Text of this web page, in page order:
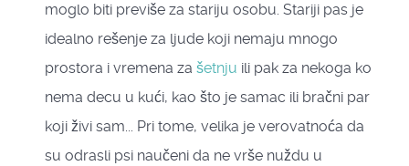
moglo biti previše za stariju osobu. Stariji pas je
idealno rešenje za ljude koji nemaju mnogo
prostora i vremena za šetnju ili pak za nekoga ko
nema decu u kući, kao što je samac ili bračni par
koji živi sam... Pri tome, velika je verovatnoća da
su odrasli psi naučeni da ne vrše nuždu u